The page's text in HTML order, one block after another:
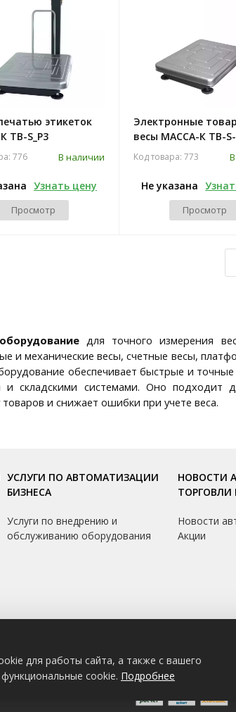
этикеток
ТВ-S_P3
776 В наличии
Узнать цену
Просмотр
Электронные
весы МАССА-К TB-
Код товара: 773
Не указана
Просмотр
для точного измерения
и механические весы, счетные весы,
обеспечивает быстрые и
и складскими системами. Оно подходит
и снижает ошибки при учете веса.
УСЛУГИ ПО АВТОМАТИЗАЦИИ
БИЗНЕСА
Услуги по внедрению и
обслуживанию оборудования
НОВОСТИ
ТОРГОВЛИ
Новости
Акции
для работы сайта, а также с вашего
cookie. Подробнее